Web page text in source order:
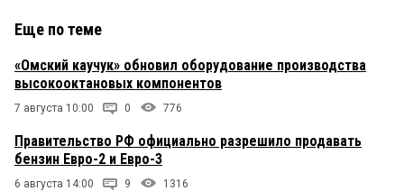
Еще по теме
«Омский каучук» обновил оборудование производства
высокооктановых компонентов
7 августа 10:00 0 776
Правительство РФ официально разрешило продавать
бензин Евро-2 и Евро-3
6 августа 14:00 9 1316